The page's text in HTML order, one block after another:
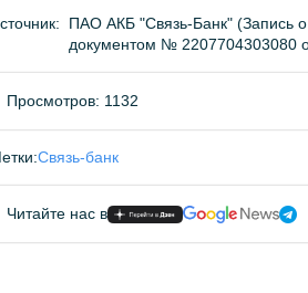
ПАО АКБ "Связь-Банк" (Запись о
документом № 2207704303080
Просмотров: 1132
Связь-банк
Читайте нас в